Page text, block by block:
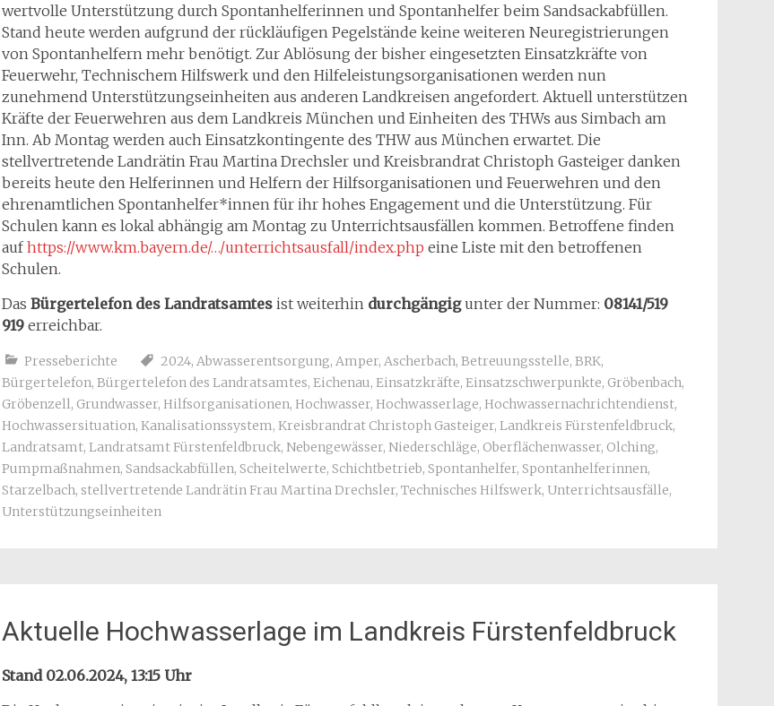
wertvolle Unterstützung durch Spontanhelferinnen und Spontanhelfer beim Sandsackabfüllen.
Stand heute werden aufgrund der rückläufigen Pegelstände keine weiteren Neuregistrierungen
von Spontanhelfern mehr benötigt. Zur Ablösung der bisher eingesetzten Einsatzkräfte von
Feuerwehr, Technischem Hilfswerk und den Hilfeleistungsorganisationen werden nun
zunehmend Unterstützungseinheiten aus anderen Landkreisen angefordert. Aktuell unterstützen
Kräfte der Feuerwehren aus dem Landkreis München und Einheiten des THWs aus Simbach am
Inn. Ab Montag werden auch Einsatzkontingente des THW aus München erwartet. Die
stellvertretende Landrätin Frau Martina Drechsler und Kreisbrandrat Christoph Gasteiger danken
bereits heute den Helferinnen und Helfern der Hilfsorganisationen und Feuerwehren und den
ehrenamtlichen Spontanhelfer*innen für ihr hohes Engagement und die Unterstützung. Für
Schulen kann es lokal abhängig am Montag zu Unterrichtsausfällen kommen. Betroffene finden
aufhttps://www.km.bayern.de/…/unterrichtsausfall/index.php eine Liste mit den betroffenen
Schulen.
Das Bürgertelefon des Landratsamtesist weiterhin durchgängigunter der Nummer: 08141/519
919erreichbar.
Presseberichte 2024, Abwasserentsorgung, Amper, Ascherbach, Betreuungsstelle, BRK,
Bürgertelefon, Bürgertelefon des Landratsamtes, Eichenau, Einsatzkräfte, Einsatzschwerpunkte, Gröbenbach,
Gröbenzell, Grundwasser, Hilfsorganisationen, Hochwasser, Hochwasserlage, Hochwassernachrichtendienst,
Hochwassersituation, Kanalisationssystem, Kreisbrandrat Christoph Gasteiger, Landkreis Fürstenfeldbruck,
Landratsamt, Landratsamt Fürstenfeldbruck, Nebengewässer, Niederschläge, Oberflächenwasser, Olching,
Pumpmaßnahmen, Sandsackabfüllen, Scheitelwerte, Schichtbetrieb, Spontanhelfer, Spontanhelferinnen,
Starzelbach, stellvertretende Landrätin Frau Martina Drechsler, Technisches Hilfswerk, Unterrichtsausfälle,
Unterstützungseinheiten
Aktuelle Hochwasserlage im Landkreis Fürstenfeldbruck
Stand 02.06.2024, 13:15 Uhr